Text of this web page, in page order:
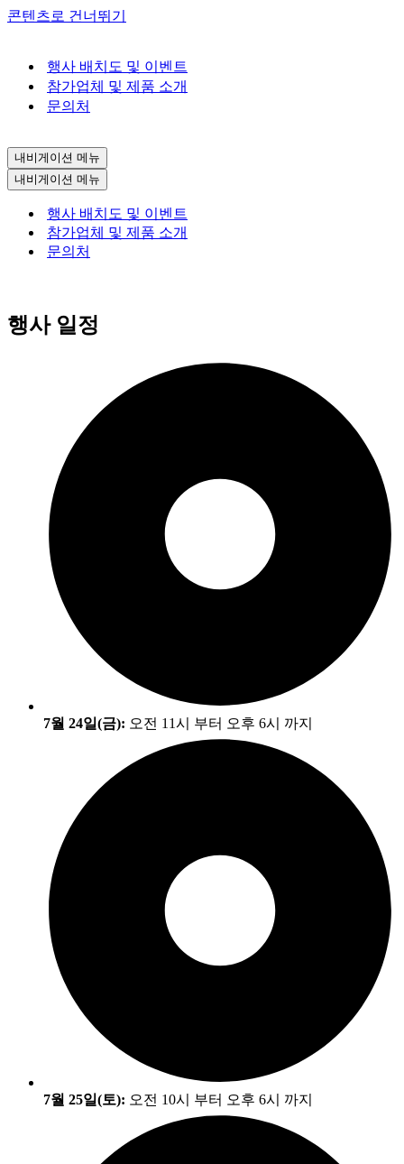
콘텐츠로 건너뛰기
행사 배치도 및 이벤트
참가업체 및 제품 소개
문의처
내비게이션 메뉴
내비게이션 메뉴
행사 배치도 및 이벤트
참가업체 및 제품 소개
문의처
행사 일정
7월 24일(금): 오전 11시 부터 오후 6시 까지
7월 25일(토): 오전 10시 부터 오후 6시 까지